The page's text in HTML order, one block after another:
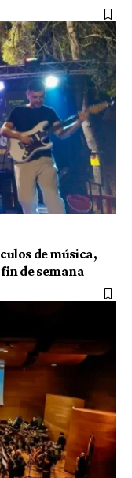
de música,
de semana